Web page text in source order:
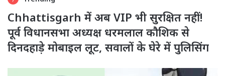
Chhattisgarh में अब VIP भी सुरक्षित नहीं!
पूर्व विधानसभा अध्यक्ष धरमलाल कौशिक से
दिनदहाड़े मोबाइल लूट, सवालों के घेरे में पुलिसिंग